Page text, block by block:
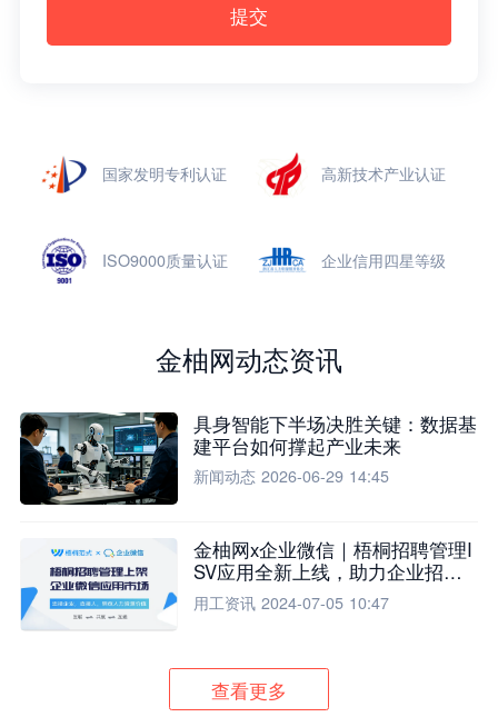
提交
国家发明专利认证 高新技术产业认证
ISO9000质量认证 企业信用四星等级
金柚网动态资讯
具身智能下半场决胜关键：数据基
建平台如何撑起产业未来
新闻动态 2026-06-29 14:45
金柚网x企业微信｜梧桐招聘管理I
SV应用全新上线，助力企业招聘
流程全面升级
用工资讯 2024-07-05 10:47
查看更多